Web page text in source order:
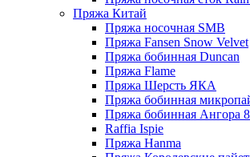
Пряжа Китай
Пряжа носочная SMB
Пряжа Fansen Snow Velvet
Пряжа бобинная Duncan
Пряжа Flame
Пряжа Шерсть ЯКА
Пряжа бобинная
Пряжа бобинная Ангора
Raffia Ispie
Пряжа Hanma